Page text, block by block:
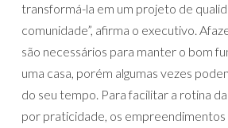
transformá-la em um projeto de
comunidade”, afirma o executivo.
são necessários para manter o bom
uma casa, porém algumas vezes
do seu tempo. Para facilitar a rotina
por praticidade, os empreendimentos